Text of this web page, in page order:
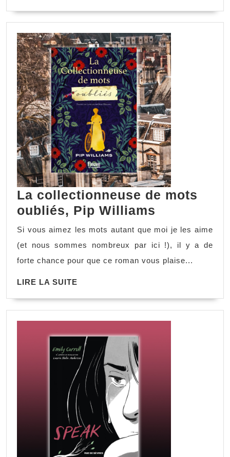
La collectionneuse de mots
oubliés, Pip Williams
Si vous aimez les mots autant que moi je les aime
(et nous sommes nombreux par ici !), il y a de
forte chance pour que ce roman vous plaise...
LIRE LA SUITE